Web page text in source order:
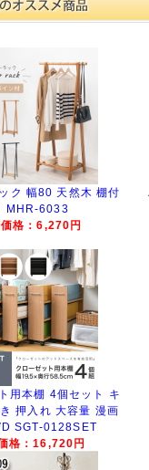
ク 幅80 天然木 棚付
MHR-6033
価格：6,270円
用本棚 4個セット キ
押入れ 大容量 漫画
SGT-0128SET
格：16,720円